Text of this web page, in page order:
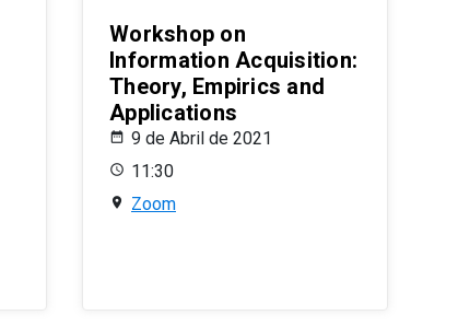
Workshop on
Information Acquisition:
Theory, Empirics and
Applications
9 de Abril de 2021
11:30
Zoom